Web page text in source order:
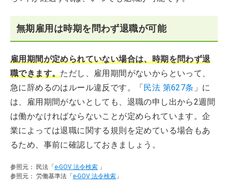
無期雇用は時期を問わず退職が可能
雇用期間が定められていない場合は、時期を問わず退
職できます。ただし、雇用期間がないからといって、
急に辞めるのはルール違反です。「民法 第627条 」に
は、雇用期間がないとしても、退職の申し出から2週間
は働かなければならないことが定められています。企
業によっては退職に関する規則を定めている場合もあ
るため、事前に確認しておきましょう。
参照元： 民法「 e-GOV 法令検索 」
参照元： 労働基準法「 e-GOV 法令検索 」